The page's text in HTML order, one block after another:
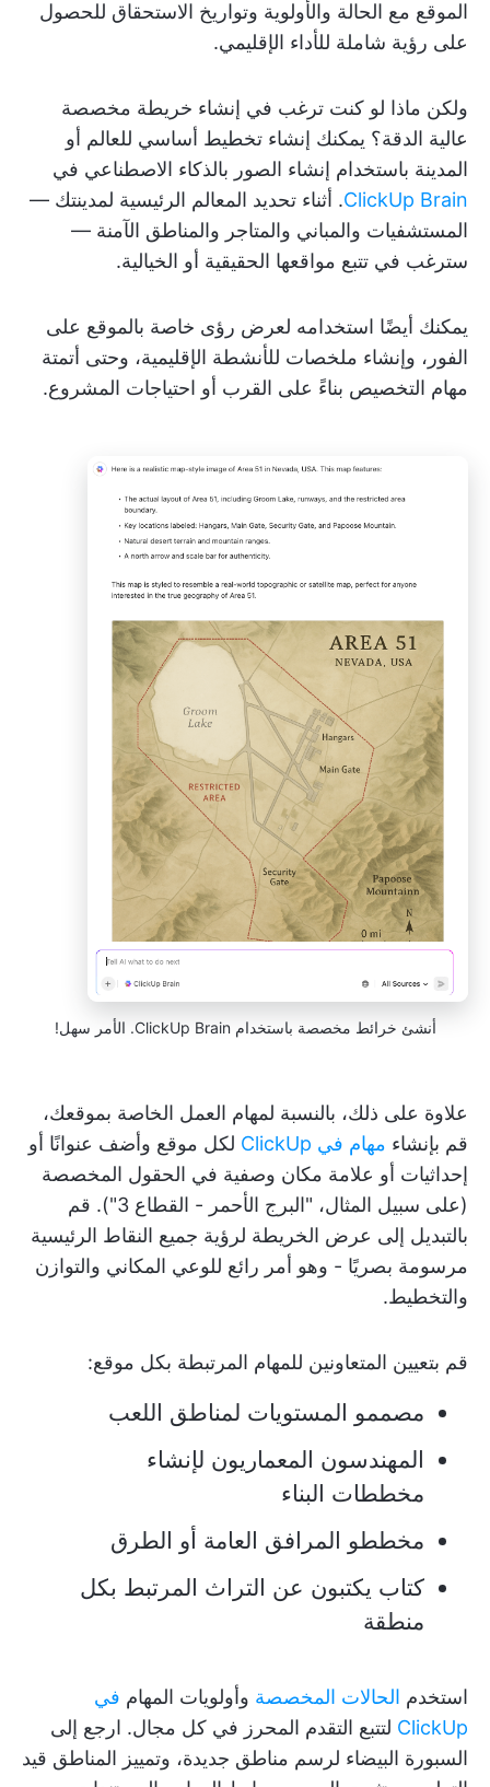
الموقع مع الحالة والأولوية وتواريخ الاستحقاق للحصول
على رؤية شاملة للأداء الإقليمي.
ولكن ماذا لو كنت ترغب في إنشاء خريطة مخصصة
عالية الدقة؟ يمكنك إنشاء تخطيط أساسي للعالم أو
المدينة باستخدام إنشاء الصور بالذكاء الاصطناعي في
ClickUp Brain. أثناء تحديد المعالم الرئيسية لمدينتك —
المستشفيات والمباني والمتاجر والمناطق الآمنة —
سترغب في تتبع مواقعها الحقيقية أو الخيالية.
يمكنك أيضًا استخدامه لعرض رؤى خاصة بالموقع على
الفور، وإنشاء ملخصات للأنشطة الإقليمية، وحتى أتمتة
مهام التخصيص بناءً على القرب أو احتياجات المشروع.
أنشئ خرائط مخصصة باستخدام ClickUp Brain. الأمر سهل!
علاوة على ذلك، بالنسبة لمهام العمل الخاصة بموقعك،
قم بإنشاء مهام في ClickUp
لكل موقع وأضف عنوانًا أو
إحداثيات أو علامة مكان وصفية في الحقول المخصصة
(على سبيل المثال، "البرج الأحمر - القطاع 3"). قم
بالتبديل إلى عرض الخريطة لرؤية جميع النقاط الرئيسية
مرسومة بصريًا - وهو أمر رائع للوعي المكاني والتوازن
والتخطيط.
قم بتعيين المتعاونين للمهام المرتبطة بكل موقع:
مصممو المستويات لمناطق اللعب
المهندسون المعماريون لإنشاء
مخططات البناء
مخططو المرافق العامة أو الطرق
كتاب يكتبون عن التراث المرتبط بكل
منطقة
استخدم الحالات المخصصة وأولويات المهام في
ClickUp لتتبع التقدم المحرز في كل مجال. ارجع إلى
السبورة البيضاء لرسم مناطق جديدة، وتمييز المناطق قيد